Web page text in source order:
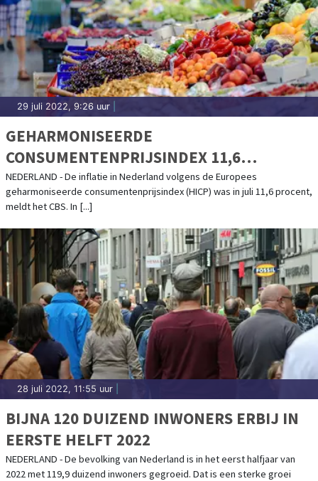
29 juli 2022, 9:26 uur
GEHARMONISEERDE
CONSUMENTENPRIJSINDEX 11,6
PROCENT HOGER IN JULI
NEDERLAND - De inflatie in Nederland volgens de Europees
geharmoniseerde consumentenprijsindex (HICP) was in juli 11,6 procent,
meldt het CBS. In [...]
28 juli 2022, 11:55 uur
BIJNA 120 DUIZEND INWONERS ERBIJ IN
EERSTE HELFT 2022
NEDERLAND - De bevolking van Nederland is in het eerst halfjaar van
2022 met 119,9 duizend inwoners gegroeid. Dat is een sterke groei